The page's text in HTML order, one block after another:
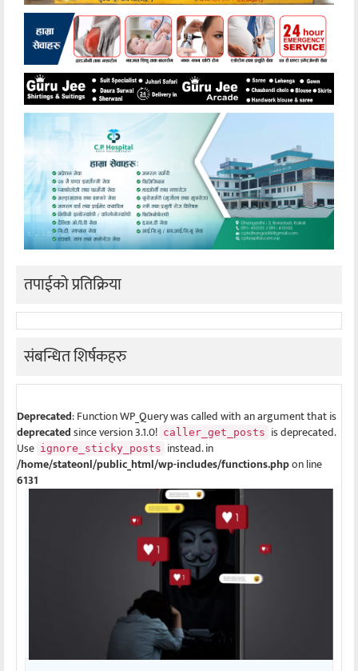
तपाईको प्रतिक्रिया
संबन्धित शिर्षकहरु
Deprecated: Function WP_Query was called with an argument that is
deprecatedsince version 3.1.0! caller_get_posts is deprecated.
Use ignore_sticky_posts instead. in
/home/stateonl/public_html/wp-includes/functions.phpon line
6131